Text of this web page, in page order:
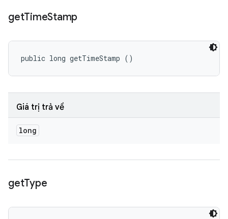
getTimeStamp
public long getTimeStamp ()
Giá trị trả về
long
getType